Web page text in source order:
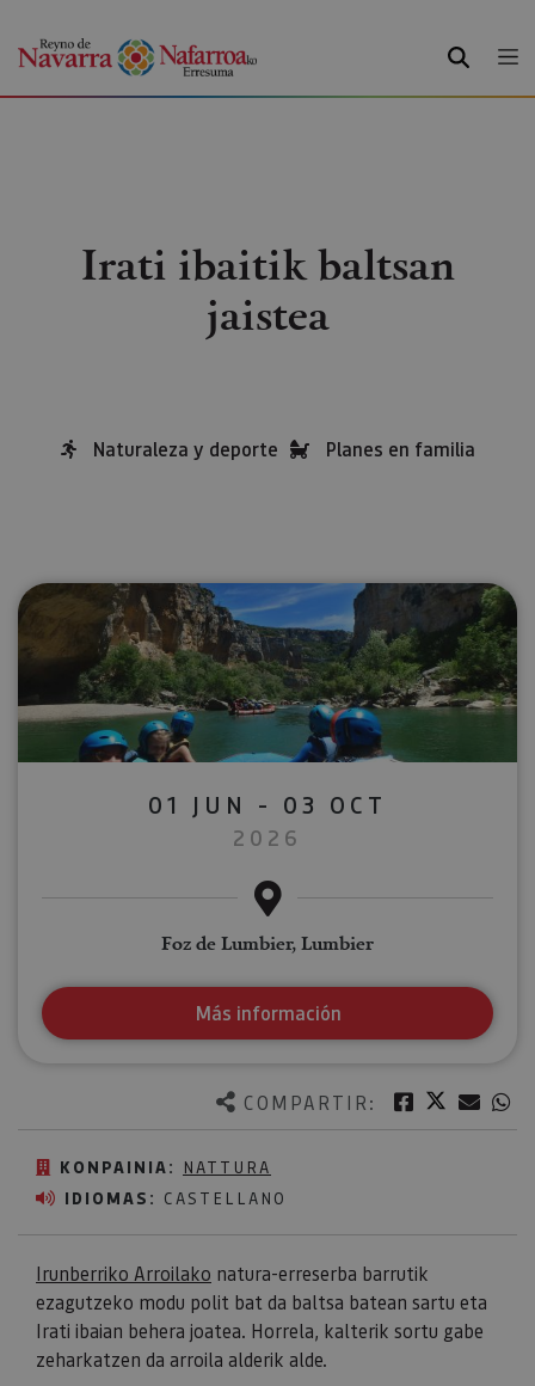
BILATU
Irati ibaitik baltsan
jaistea
Naturaleza y deporte Planes en familia
COMPARTIR: Facebook
Twitter
KONPAINIA: NATTURA
IDIOMAS: CASTELLANO
Irunberriko Arroilako natura-erreserba barrutik
ezagutzeko modu polit bat da baltsa batean sartu eta
Irati ibaian behera joatea. Horrela, kalterik sortu gabe
zeharkatzen da arroila alderik alde.
01 JUN - 03 OCT
2026
Foz de Lumbier, Lumbier
Más información